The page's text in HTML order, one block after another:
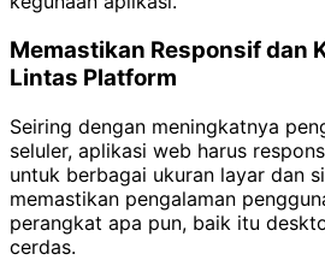
Memastikan Responsif dan
Lintas Platform
Seiring dengan meningkatnya
seluler, aplikasi web harus
untuk berbagai ukuran layar dan
memastikan pengalaman
perangkat apa pun, baik itu
cerdas.